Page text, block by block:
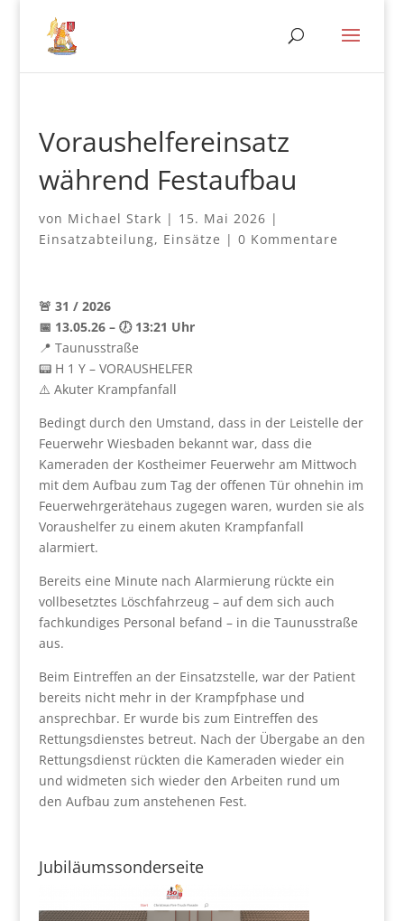
Voraushelfereinsatz
während Festaufbau
von Michael Stark | 15. Mai 2026 |
Einsatzabteilung, Einsätze | 0 Kommentare
🚨 31 / 2026
📅 13.05.26 – 🕖 13:21 Uhr
📍 Taunusstraße
📟 H 1 Y – VORAUSHELFER
⚠️ Akuter Krampfanfall
Bedingt durch den Umstand, dass in der Leistelle der
Feuerwehr Wiesbaden bekannt war, dass die
Kameraden der Kostheimer Feuerwehr am Mittwoch
mit dem Aufbau zum Tag der offenen Tür ohnehin im
Feuerwehrgerätehaus zugegen waren, wurden sie als
Voraushelfer zu einem akuten Krampfanfall
alarmiert.
Bereits eine Minute nach Alarmierung rückte ein
vollbesetztes Löschfahrzeug – auf dem sich auch
fachkundiges Personal befand – in die Taunusstraße
aus.
Beim Eintreffen an der Einsatzstelle, war der Patient
bereits nicht mehr in der Krampfphase und
ansprechbar. Er wurde bis zum Eintreffen des
Rettungsdienstes betreut. Nach der Übergabe an den
Rettungsdienst rückten die Kameraden wieder ein
und widmeten sich wieder den Arbeiten rund um
den Aufbau zum anstehenen Fest.
Jubiläumssonderseite